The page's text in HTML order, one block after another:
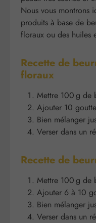
Nous vous montrons
produits à base de
floraux ou des huiles
Recette de
floraux
Mettre 100 g de
Ajouter 10
Bien mélanger
Verser dans un
Recette de
Mettre 100 g de
Ajouter 6 à 10
Bien mélanger
Verser dans un